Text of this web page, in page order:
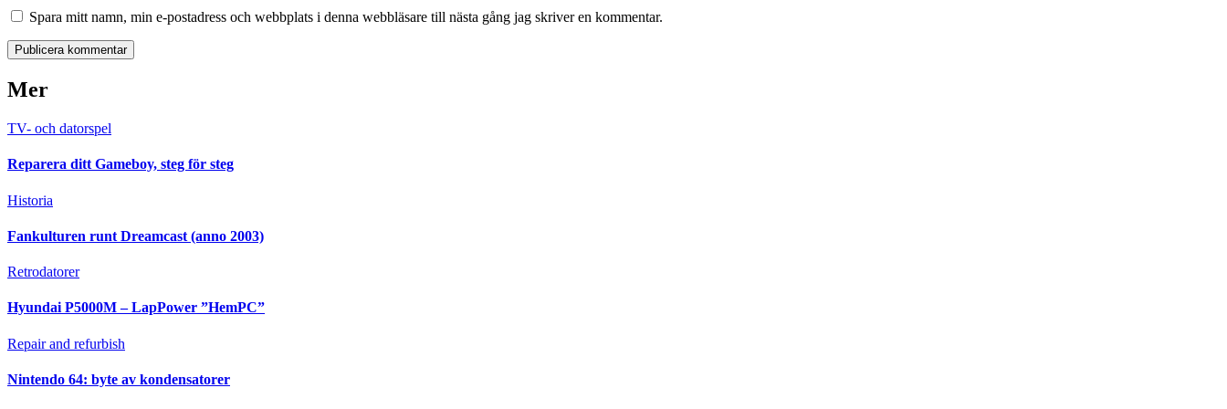
Spara mitt namn, min e-postadress och webbplats i denna webbläsare till nästa gång jag skriver en kommentar.
Mer
TV- och datorspel
Reparera ditt Gameboy, steg för steg
Historia
Fankulturen runt Dreamcast (anno 2003)
Retrodatorer
Hyundai P5000M – LapPower ”HemPC”
Repair and refurbish
Nintendo 64: byte av kondensatorer